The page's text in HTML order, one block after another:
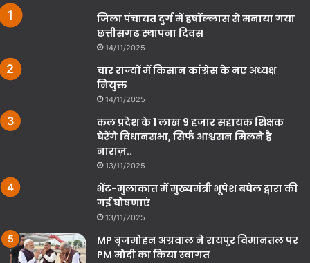
जिला पंचायत दुर्ग में हर्षाेल्लास से मनाया गया
छत्तीसगढ स्थापना दिवस
14/11/2025
चार राज्यों में किसान कांग्रेस के नए अध्यक्ष
नियुक्त
14/11/2025
कल प्रदेश के 1 लाख 9 हजार सहायक शिक्षक
घेरेंगे विधानसभा, सिर्फ आश्वसन मिलने है
नाराज़..
13/11/2025
भेंट-मुलाकात में मुख्यमंत्री भूपेश बघेल द्वारा की
गई घोषणाएं
13/11/2025
MP बृजमोहन अग्रवाल ने रायपुर विमानतल पर
PM मोदी का किया स्वागत